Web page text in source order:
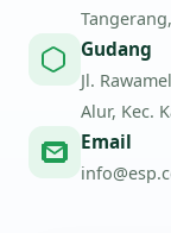
Gudang
Jl.
Alur, Kec.
Email